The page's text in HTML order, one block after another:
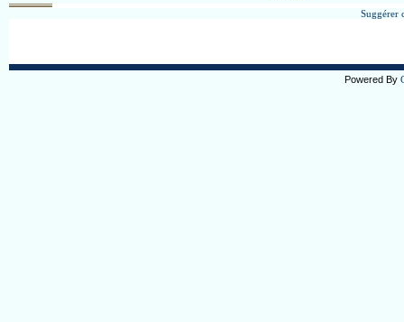
Suggérer
Powered By